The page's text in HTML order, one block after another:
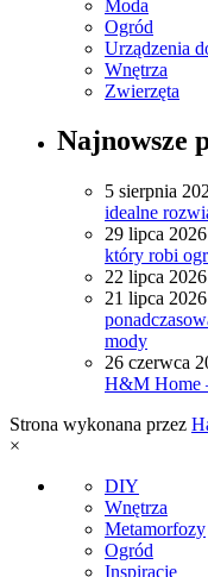
Moda
Ogród
Urządzenia
Wnętrza
Zwierzęta
Najnowsze
5 sierpnia
idealne
29 lipca 2026
który robi
22 lipca 2026
21 lipca 2026
mody
26 czerwca
H&M Home
Strona wykonana przez
×
DIY
Wnętrza
Metamorfozy
Ogród
Inspiracje